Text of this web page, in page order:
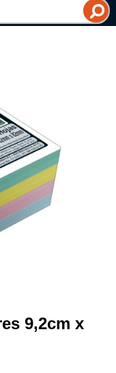
9,2cm x